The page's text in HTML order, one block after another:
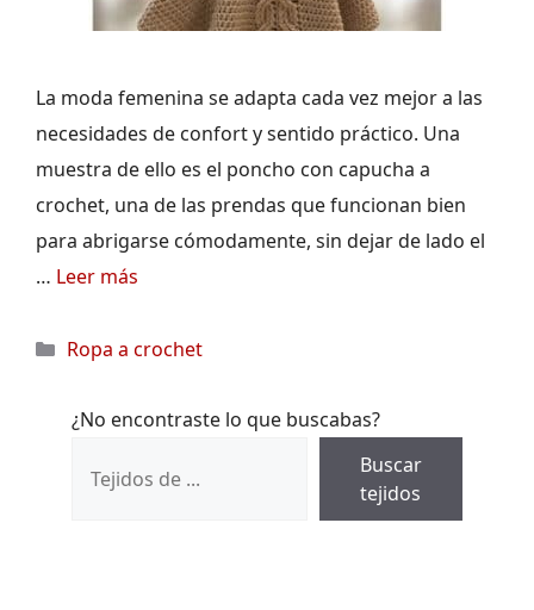
La moda femenina se adapta cada vez mejor a las
necesidades de confort y sentido práctico. Una
muestra de ello es el poncho con capucha a
crochet, una de las prendas que funcionan bien
para abrigarse cómodamente, sin dejar de lado el
… Leer más
Categorías
Ropa a crochet
¿No encontraste lo que buscabas?
Buscar
tejidos